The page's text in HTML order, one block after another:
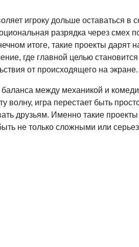
игроку дольше оставаться в
разрядка через смех
итоге, такие проекты
где главной целью
от происходящего на экране.
между механикой и
волну, игра перестает быть
друзьям. Именно такие
не только сложными или